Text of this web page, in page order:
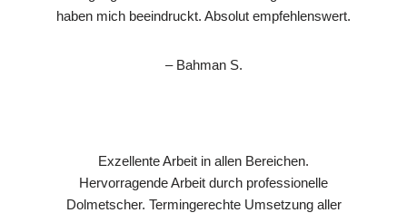
haben mich beeindruckt. Absolut empfehlenswert.
– Bahman S.
Exzellente Arbeit in allen Bereichen.
Hervorragende Arbeit durch professionelle
Dolmetscher. Termingerechte Umsetzung aller